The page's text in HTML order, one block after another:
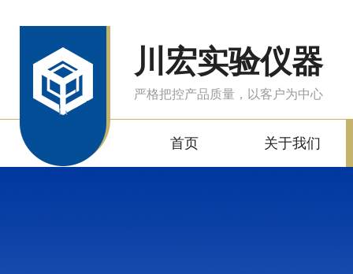
川宏实验仪器
严格把控产品质量，以客户为中心
首页 关于我们